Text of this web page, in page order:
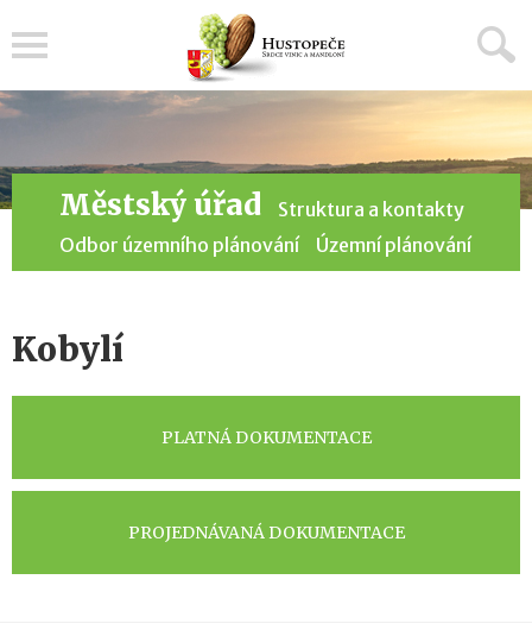
Městský úřad
Struktura a kontakty
Odbor územního plánování
Územní plánování
Kobylí
PLATNÁ DOKUMENTACE
PROJEDNÁVANÁ DOKUMENTACE